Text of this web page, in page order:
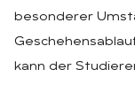
besonderer
kann der